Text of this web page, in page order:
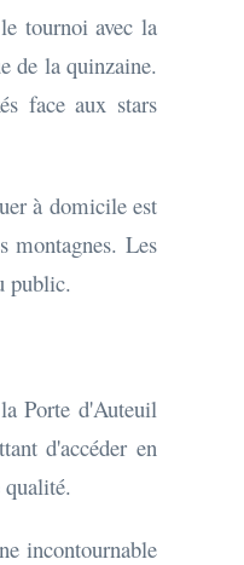
tournoi avec la
de la quinzaine.
face aux stars
à domicile est
montagnes. Les
public.
Porte d'Auteuil
d'accéder en
qualité.
incontournable